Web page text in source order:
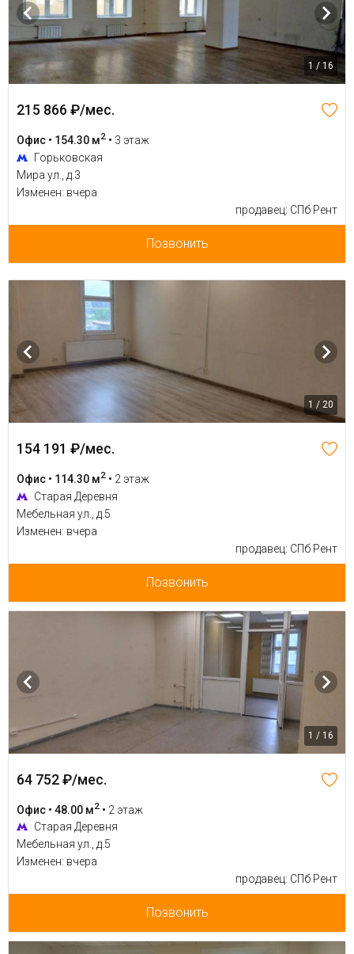
1 / 16
215 866 ₽/мес.
Офис • 154.30 м2 • 3 этаж
Горьковская
Мира ул., д.3
Изменен: вчера
продавец: СПб Рент
Позвонить
1 / 20
154 191 ₽/мес.
Офис • 114.30 м2 • 2 этаж
Старая Деревня
Мебельная ул., д.5
Изменен: вчера
продавец: СПб Рент
Позвонить
1 / 16
64 752 ₽/мес.
Офис • 48.00 м2 • 2 этаж
Старая Деревня
Мебельная ул., д.5
Изменен: вчера
продавец: СПб Рент
Позвонить